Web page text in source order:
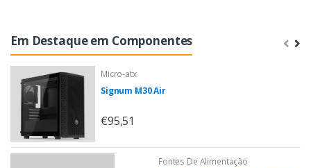
Em Destaque em Componentes
Micro-atx
Signum M30 Air
€95,51
Fontes De Alimentação